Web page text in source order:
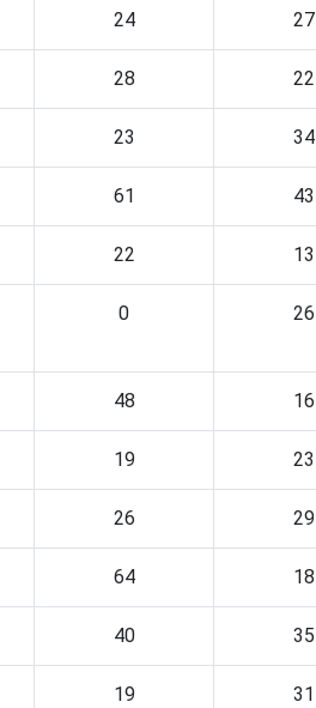
24 27
28 22
23 34
61 43
22 13
0 26
48 16
19 23
26 29
64 18
40 35
19 31